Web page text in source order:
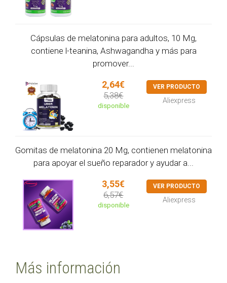
Cápsulas de melatonina para adultos, 10 Mg,
contiene l-teanina, Ashwagandha y más para
promover...
2,64€
5,38€
disponible
VER PRODUCTO
Aliexpress
Gomitas de melatonina 20 Mg, contienen melatonina
para apoyar el sueño reparador y ayudar a...
3,55€
6,57€
disponible
VER PRODUCTO
Aliexpress
Más información